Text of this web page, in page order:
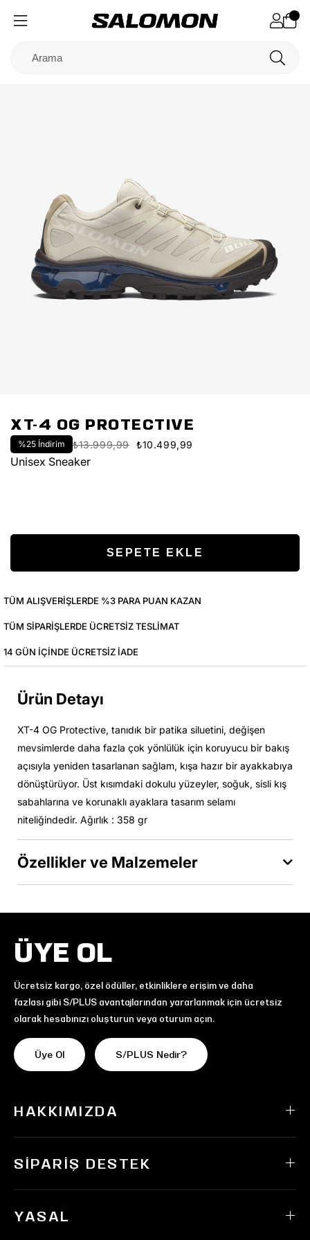
XT-4 OG PROTECTIVE
%25 İndirim ₺13.999,99 ₺10.499,99
Unisex Sneaker
TÜM ALIŞVERIŞLERDE %3 PARA PUAN KAZAN
TÜM SIPARIŞLERDE ÜCRETSIZ TESLIMAT
14 GÜN IÇINDE ÜCRETSIZ IADE
Ürün Detayı
XT-4 OG Protective, tanıdık bir patika siluetini, değişen
mevsimlerde daha fazla çok yönlülük için koruyucu bir bakış
açısıyla yeniden tasarlanan sağlam, kışa hazır bir ayakkabıya
dönüştürüyor. Üst kısımdaki dokulu yüzeyler, soğuk, sisli kış
sabahlarına ve korunaklı ayaklara tasarım selamı
niteliğindedir. Ağırlık : 358 gr
Özellikler ve Malzemeler
ÜYE OL
Ücretsiz kargo, özel ödüller, etkinliklere erişim ve daha
fazlası gibi S/PLUS avantajlarından yararlanmak için ücretsiz
olarak hesabınızı oluşturun veya oturum açın.
Üye Ol S/PLUS Nedir?
HAKKIMIZDA
SIPARIŞ DESTEK
YASAL